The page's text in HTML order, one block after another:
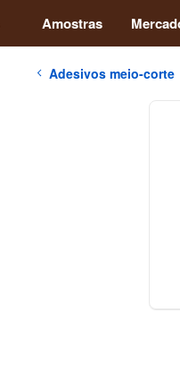
Amostras
Adesivos meio-corte